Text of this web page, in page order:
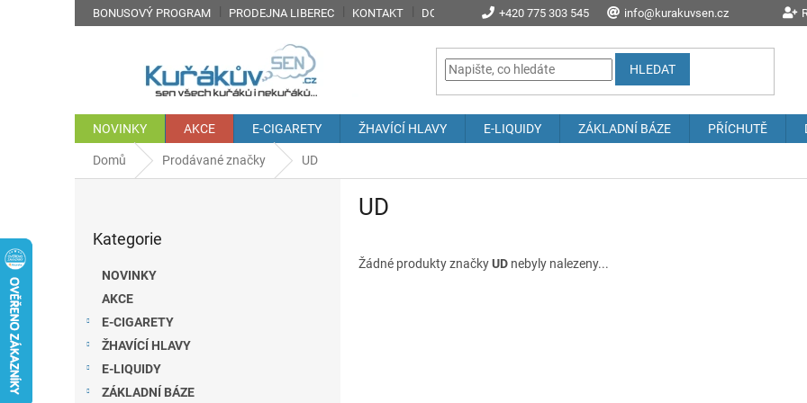
+420 775 303 545 info@kurakuvsen.cz
BONUSOVÝ PROGRAM PRODEJNA LIBEREC KONTAKT DOPRAVA A POŠTOVNÉ PROČ NAKOUPIT U NÁS? JAK NAKUPOVAT
HLEDAT
NOVINKY AKCE E-CIGARETY ŽHAVÍCÍ HLAVY E-LIQUIDY ZÁKLADNÍ BÁZE PŘÍCHUTĚ
Domů Prodávané značky UD
kategorie
Kategorie
NOVINKY
AKCE
E-CIGARETY
ŽHAVÍCÍ HLAVY
E-LIQUIDY
ZÁKLADNÍ BÁZE
UD
Žádné produkty značkyUD nebyly nalezeny...